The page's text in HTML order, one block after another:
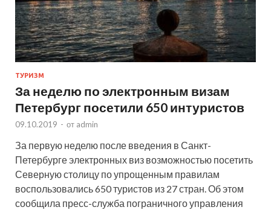
ТУРИЗМ
За неделю по электронным визам
Петербург посетили 650 интуристов
09.10.2019 - от admin
За первую неделю после введения в Санкт-
Петербурге электронных виз возможностью посетить
Северную столицу по упрощенным правилам
воспользовались 650 туристов из 27 стран. Об этом
сообщила пресс-служба пограничного управления